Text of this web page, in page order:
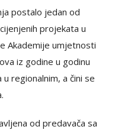
postalo jedan od
projekata u
Akademije umjetnosti
iz godine u godinu
regionalnim, a čini se
od predavača sa